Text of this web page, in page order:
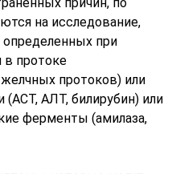
на исследование,
определенных при
в протоке
протоков) или
(АСТ, АЛТ, билирубин) или
ферменты (амилаза,